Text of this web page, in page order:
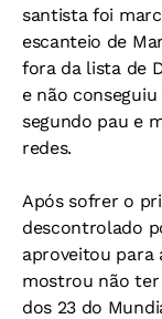
santista foi
escanteio de
fora da lista de
e não
segundo pau e
redes.
Após sofrer o
descontrolado
aproveitou para
mostrou não
dos 23 do